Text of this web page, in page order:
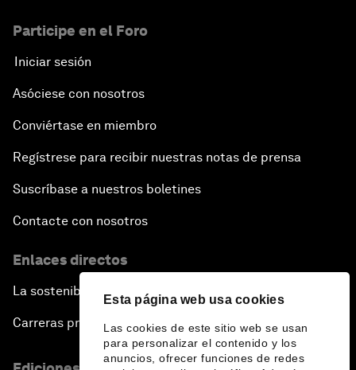
Esta página web usa cookies
Las cookies de este sitio web se usan
para personalizar el contenido y los
anuncios, ofrecer funciones de redes
Participe en el Foro
Iniciar sesión
Asóciese con nosotros
Conviértase en miembro
Regístrese para recibir nuestras notas de prensa
Suscríbase a nuestros boletines
Contacte con nosotros
Enlaces directos
La sostenibilidad en el Foro
Carreras profesionales